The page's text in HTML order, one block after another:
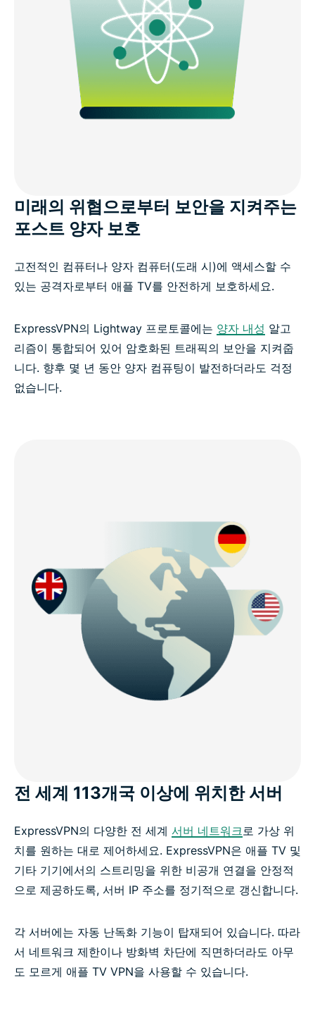
미래의 위협으로부터 보안을 지켜주는
포스트 양자 보호
고전적인 컴퓨터나 양자 컴퓨터(도래 시)에 액세스할 수
있는 공격자로부터 애플 TV를 안전하게 보호하세요.
ExpressVPN의 Lightway 프로토콜에는 양자 내성 알고
리즘이 통합되어 있어 암호화된 트래픽의 보안을 지켜줍
니다. 향후 몇 년 동안 양자 컴퓨팅이 발전하더라도 걱정
없습니다.
전 세계 113개국 이상에 위치한 서버
ExpressVPN의 다양한 전 세계 서버 네트워크 로 가상 위
치를 원하는 대로 제어하세요. ExpressVPN은 애플 TV 및
기타 기기에서의 스트리밍을 위한 비공개 연결을 안정적
으로 제공하도록, 서버 IP 주소를 정기적으로 갱신합니다.
각 서버에는 자동 난독화 기능이 탑재되어 있습니다. 따라
서 네트워크 제한이나 방화벽 차단에 직면하더라도 아무
도 모르게 애플 TV VPN을 사용할 수 있습니다.